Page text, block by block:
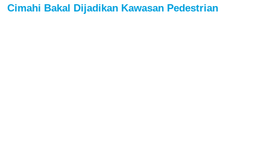
Cimahi Bakal Dijadikan Kawasan Pedestrian